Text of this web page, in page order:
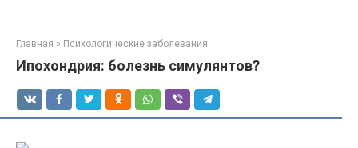
Главная » Психологические заболевания
Ипохондрия: болезнь симулянтов?